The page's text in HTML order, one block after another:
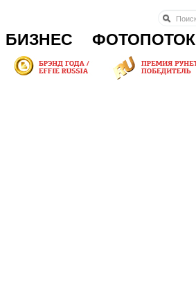
БИЗНЕС ФОТОПОТОК